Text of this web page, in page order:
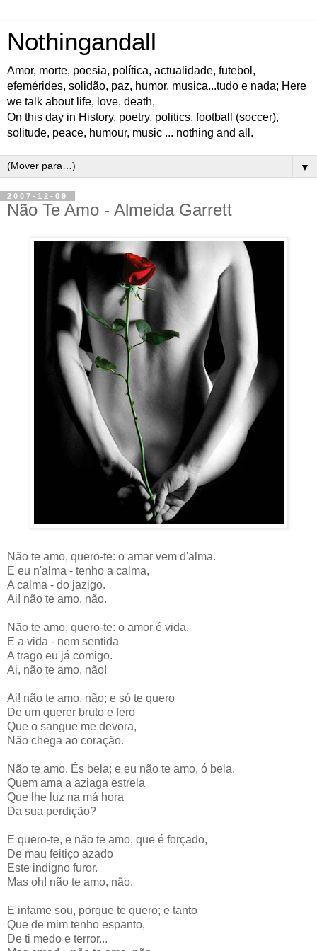
Nothingandall
Amor, morte, poesia, política, actualidade, futebol,
efemérides, solidão, paz, humor, musica...tudo e nada; Here
we talk about life, love, death,
On this day in History, poetry, politics, football (soccer),
solitude, peace, humour, music ... nothing and all.
▼
2007-12-09
Não Te Amo - Almeida Garrett
Não te amo, quero-te: o amar vem d'alma.
E eu n'alma - tenho a calma,
A calma - do jazigo.
Ai! não te amo, não.
Não te amo, quero-te: o amor é vida.
E a vida - nem sentida
A trago eu já comigo.
Ai, não te amo, não!
Ai! não te amo, não; e só te quero
De um querer bruto e fero
Que o sangue me devora,
Não chega ao coração.
Não te amo. És bela; e eu não te amo, ó bela.
Quem ama a aziaga estrela
Que lhe luz na má hora
Da sua perdição?
E quero-te, e não te amo, que é forçado,
De mau feitiço azado
Este indigno furor.
Mas oh! não te amo, não.
E infame sou, porque te quero; e tanto
Que de mim tenho espanto,
De ti medo e terror...